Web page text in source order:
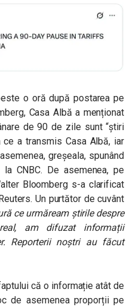
o oră după postarea pe
Casa Albă a menționat
de 90 de zile sunt “știri
ce a transmis Casa Albă, iar
greșeala, spunând
CNBC. De asemenea, pe
Bloomberg s-a clarificat
Un purtător de cuvânt
ce urmăream știrile despre
am difuzat informații
Reporterii noștri au făcut
că o informație atât de
de asemenea proporții pe